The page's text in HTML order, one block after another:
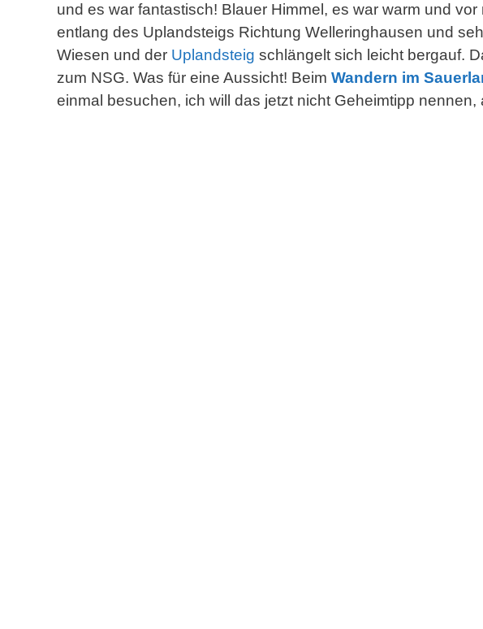
und es war fantastisch! Blauer Himmel, es war warm und
entlang des Uplandsteigs Richtung Welleringhausen und
Wiesen und der Uplandsteig schlängelt sich leicht bergauf.
zum NSG. Was für eine Aussicht! Beim Wandern im
einmal besuchen, ich will das jetzt nicht Geheimtipp